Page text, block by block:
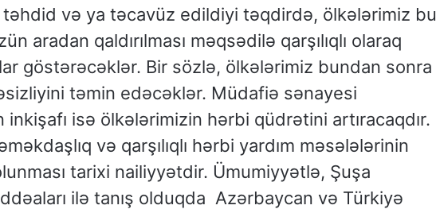
və ya təcavüz edildiyi təqdirdə, ölkələrimiz bu
aradan qaldırılması məqsədilə qarşılıqlı olaraq
göstərəcəklər. Bir sözlə, ölkələrimiz bundan sonra
təmin edəcəklər. Müdafiə sənayesi
isə ölkələrimizin hərbi qüdrətini artıracaqdır.
və qarşılıqlı hərbi yardım məsələlərinin
tarixi nailiyyətdir. Ümumiyyətlə, Şuşa
ilə tanış olduqda Azərbaycan və Türkiyə